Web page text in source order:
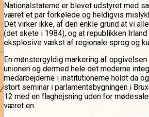
Nationalstaterne er blevet udstyret med
været et par forkølede og heldigvis
Det virker ikke, af den enkle grund at vi
(det skete i 1984), og at republikken
eksplosive vækst af regionale sprog og
En mønstergyldig markering af
unionen og dermed hele det moderne
medarbejderne i institutionerne holdt da
stort seminar i parlamentsbygningen i
12 med en flaghejsning uden for
været en.